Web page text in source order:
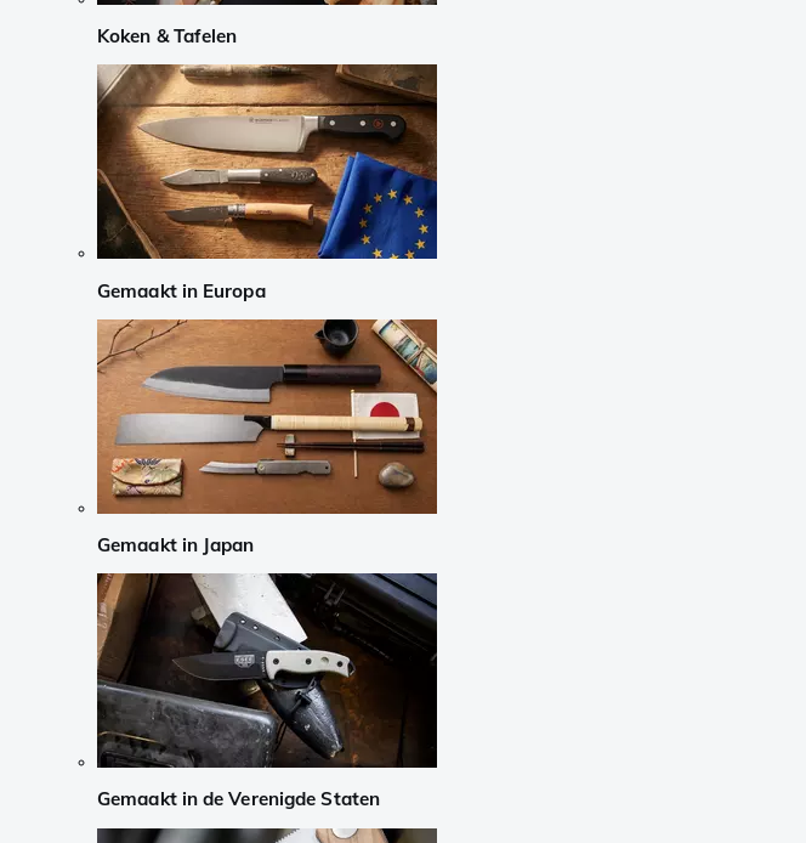
Koken & Tafelen
Gemaakt in Europa
Gemaakt in Japan
Gemaakt in de Verenigde Staten